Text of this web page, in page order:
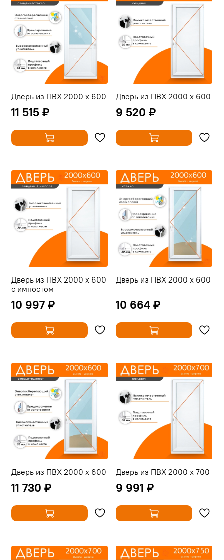
Дверь из ПВХ 2000 х 600
11 515 ₽
Дверь из ПВХ 2000 х 600
9 520 ₽
Дверь из ПВХ 2000 х 600
с импостом
10 997 ₽
Дверь из ПВХ 2000 х 600
10 664 ₽
Дверь из ПВХ 2000 х 600
11 730 ₽
Дверь из ПВХ 2000 х 700
9 991 ₽